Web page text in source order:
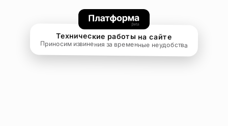
Технические работы на сайте
Приносим извинения за временные неудобства